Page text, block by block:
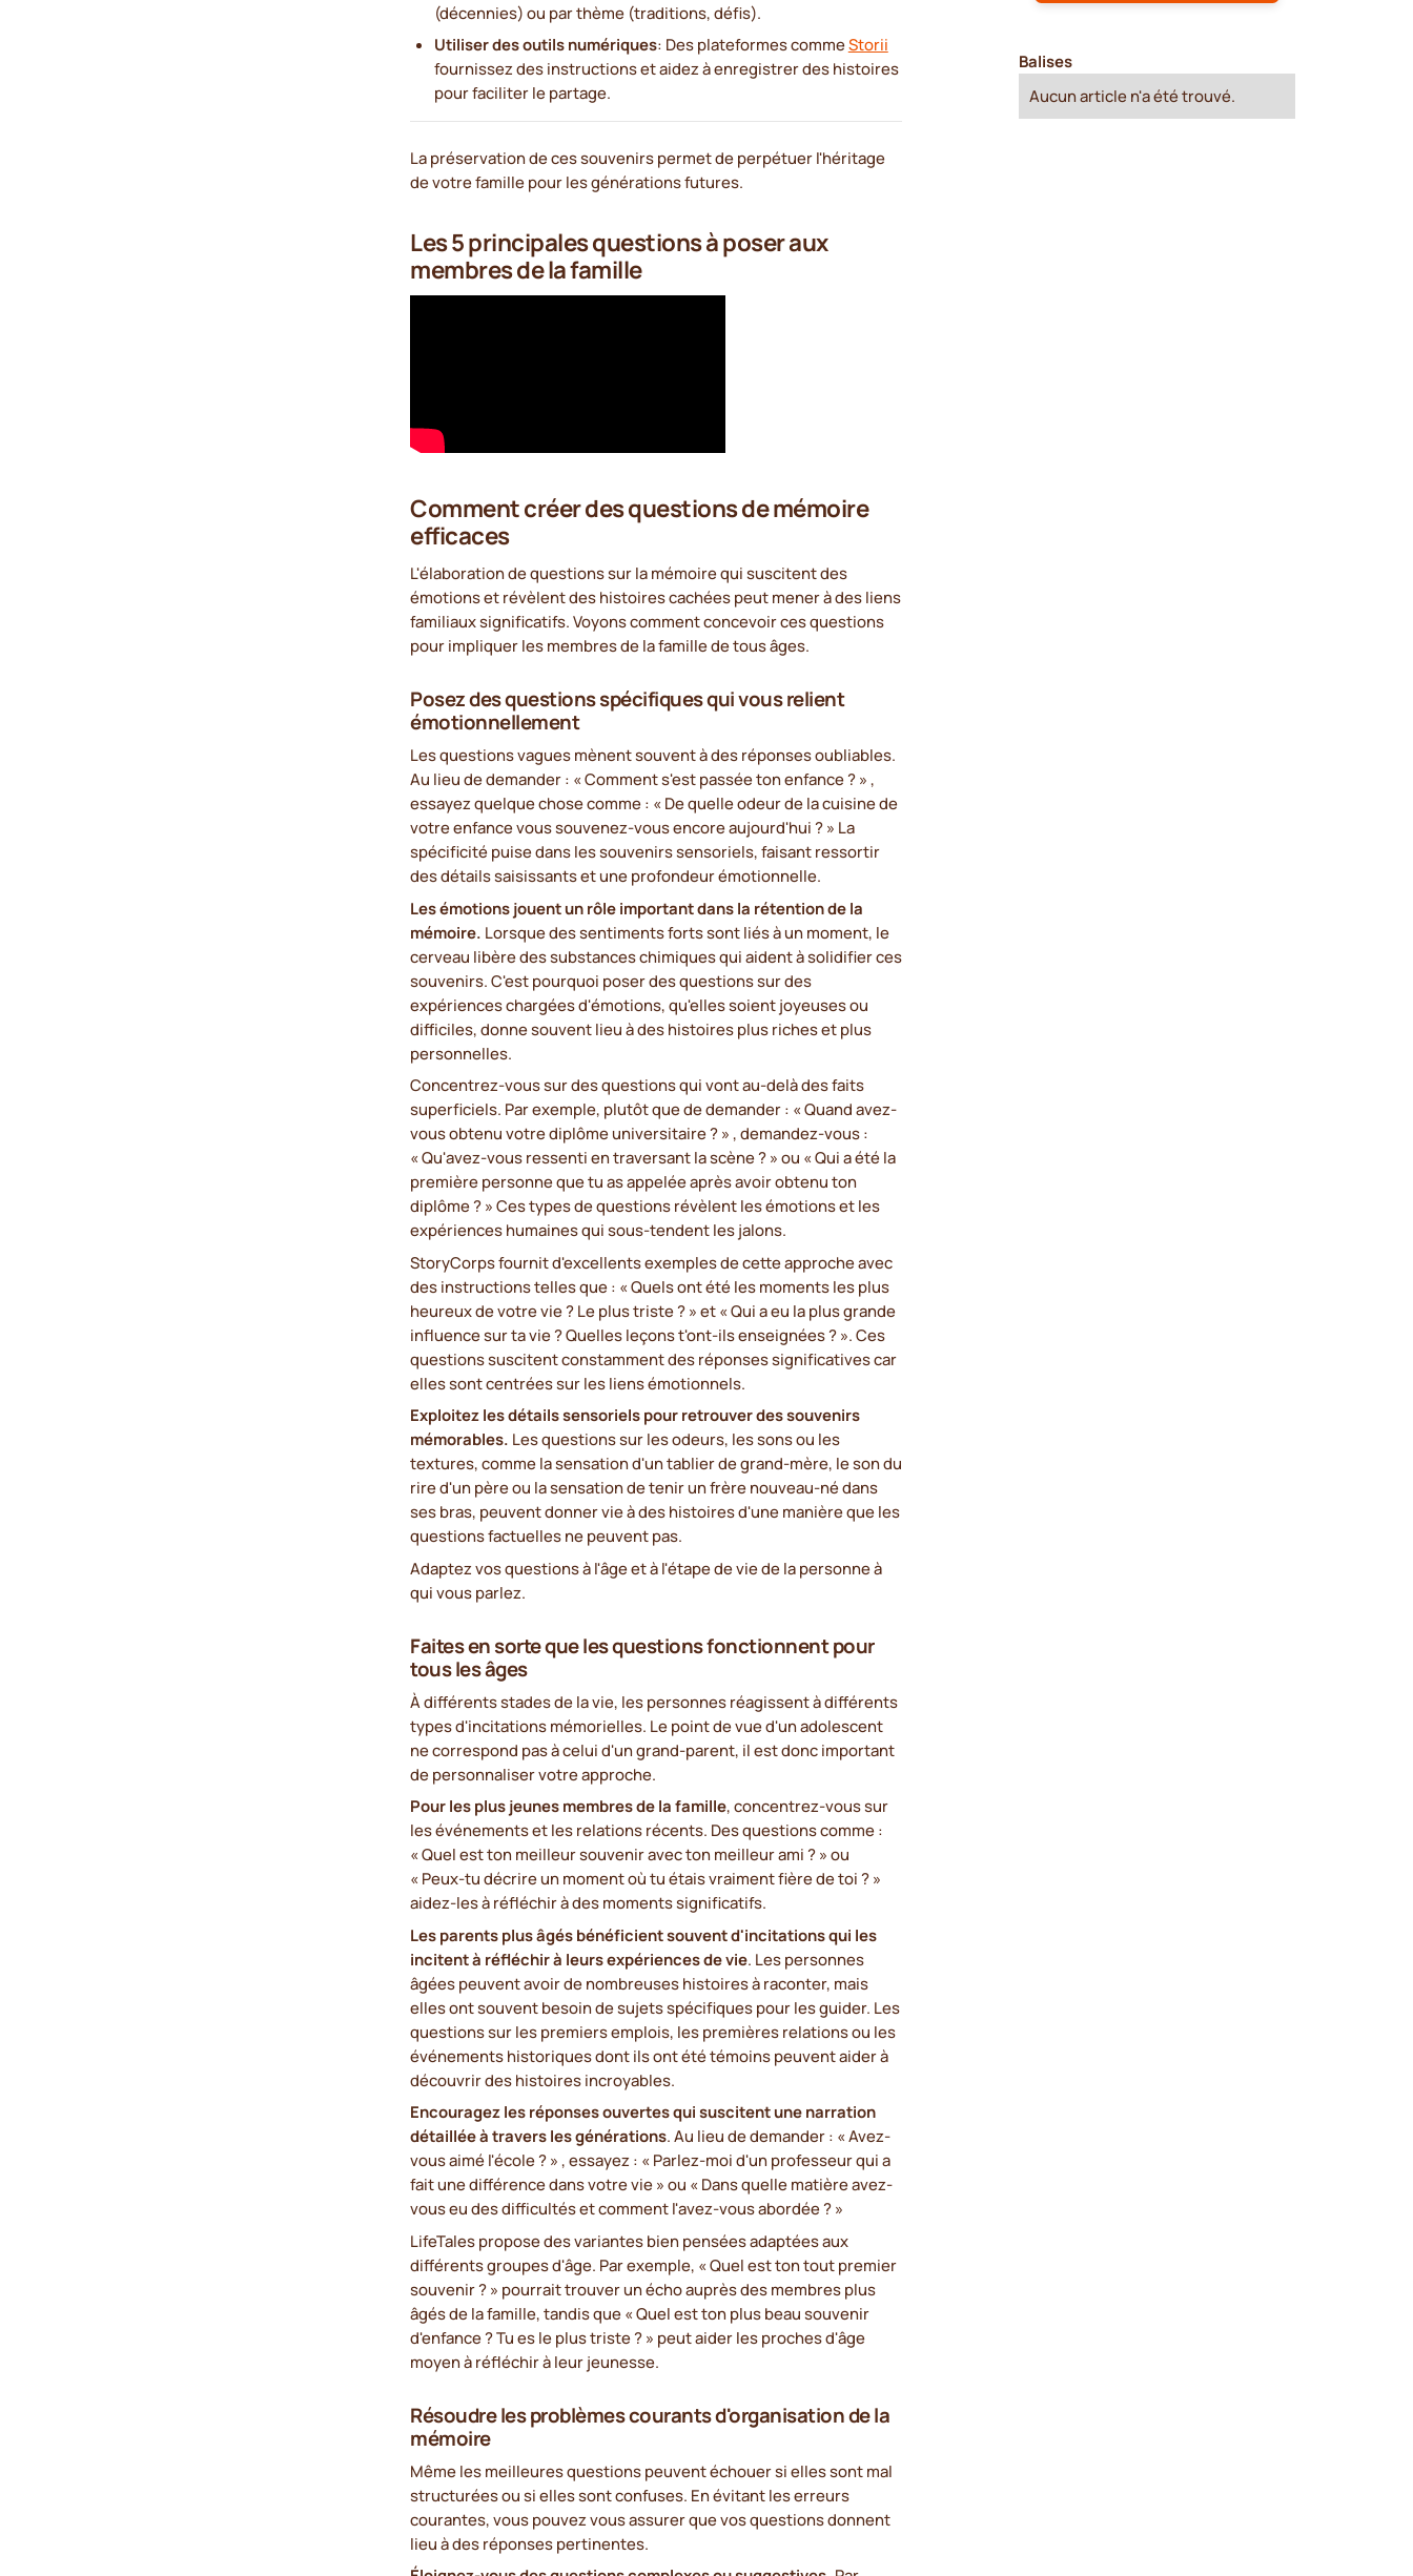
(décennies) ou par thème (traditions, défis).
Utiliser des outils numériques: Des plateformes commeStorii
fournissez des instructions et aidez à enregistrer des histoires
pour faciliter le partage.
La préservation de ces souvenirs permet de perpétuer l'héritage
de votre famille pour les générations futures.
Les 5 principales questions à poser aux
membres de la famille
Comment créer des questions de mémoire
efficaces
L'élaboration de questions sur la mémoire qui suscitent des
émotions et révèlent des histoires cachées peut mener à des liens
familiaux significatifs. Voyons comment concevoir ces questions
pour impliquer les membres de la famille de tous âges.
Posez des questions spécifiques qui vous relient
émotionnellement
Les questions vagues mènent souvent à des réponses oubliables.
Au lieu de demander : « Comment s'est passée ton enfance ? » ,
essayez quelque chose comme : « De quelle odeur de la cuisine de
votre enfance vous souvenez-vous encore aujourd'hui ? » La
spécificité puise dans les souvenirs sensoriels, faisant ressortir
des détails saisissants et une profondeur émotionnelle.
Les émotions jouent un rôle important dans la rétention de la
mémoire. Lorsque des sentiments forts sont liés à un moment, le
cerveau libère des substances chimiques qui aident à solidifier ces
souvenirs. C'est pourquoi poser des questions sur des
expériences chargées d'émotions, qu'elles soient joyeuses ou
difficiles, donne souvent lieu à des histoires plus riches et plus
personnelles.
Concentrez-vous sur des questions qui vont au-delà des faits
superficiels. Par exemple, plutôt que de demander : « Quand avez-
vous obtenu votre diplôme universitaire ? » , demandez-vous :
« Qu'avez-vous ressenti en traversant la scène ? » ou « Qui a été la
première personne que tu as appelée après avoir obtenu ton
diplôme ? » Ces types de questions révèlent les émotions et les
expériences humaines qui sous-tendent les jalons.
StoryCorps fournit d'excellents exemples de cette approche avec
des instructions telles que : « Quels ont été les moments les plus
heureux de votre vie ? Le plus triste ? » et « Qui a eu la plus grande
influence sur ta vie ? Quelles leçons t'ont-ils enseignées ? ». Ces
questions suscitent constamment des réponses significatives car
elles sont centrées sur les liens émotionnels.
Exploitez les détails sensoriels pour retrouver des souvenirs
mémorables. Les questions sur les odeurs, les sons ou les
textures, comme la sensation d'un tablier de grand-mère, le son du
rire d'un père ou la sensation de tenir un frère nouveau-né dans
ses bras, peuvent donner vie à des histoires d'une manière que les
questions factuelles ne peuvent pas.
Adaptez vos questions à l'âge et à l'étape de vie de la personne à
qui vous parlez.
Faites en sorte que les questions fonctionnent pour
tous les âges
À différents stades de la vie, les personnes réagissent à différents
types d'incitations mémorielles. Le point de vue d'un adolescent
ne correspond pas à celui d'un grand-parent, il est donc important
de personnaliser votre approche.
Pour les plus jeunes membres de la famille, concentrez-vous sur
les événements et les relations récents. Des questions comme :
« Quel est ton meilleur souvenir avec ton meilleur ami ? » ou
« Peux-tu décrire un moment où tu étais vraiment fière de toi ? »
aidez-les à réfléchir à des moments significatifs.
Les parents plus âgés bénéficient souvent d'incitations qui les
incitent à réfléchir à leurs expériences de vie. Les personnes
âgées peuvent avoir de nombreuses histoires à raconter, mais
elles ont souvent besoin de sujets spécifiques pour les guider. Les
questions sur les premiers emplois, les premières relations ou les
événements historiques dont ils ont été témoins peuvent aider à
découvrir des histoires incroyables.
Encouragez les réponses ouvertes qui suscitent une narration
détaillée à travers les générations. Au lieu de demander : « Avez-
vous aimé l'école ? » , essayez : « Parlez-moi d'un professeur qui a
fait une différence dans votre vie » ou « Dans quelle matière avez-
vous eu des difficultés et comment l'avez-vous abordée ? »
LifeTales propose des variantes bien pensées adaptées aux
différents groupes d'âge. Par exemple, « Quel est ton tout premier
souvenir ? » pourrait trouver un écho auprès des membres plus
âgés de la famille, tandis que « Quel est ton plus beau souvenir
d'enfance ? Tu es le plus triste ? » peut aider les proches d'âge
moyen à réfléchir à leur jeunesse.
Résoudre les problèmes courants d'organisation de la
mémoire
Même les meilleures questions peuvent échouer si elles sont mal
structurées ou si elles sont confuses. En évitant les erreurs
courantes, vous pouvez vous assurer que vos questions donnent
lieu à des réponses pertinentes.
Balises
Aucun article n'a été trouvé.